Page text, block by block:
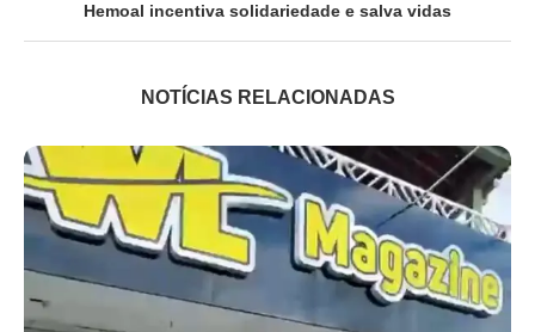
Hemoal incentiva solidariedade e salva vidas
NOTÍCIAS RELACIONADAS